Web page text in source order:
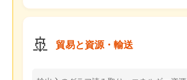
🚢 貿易と資源・輸送